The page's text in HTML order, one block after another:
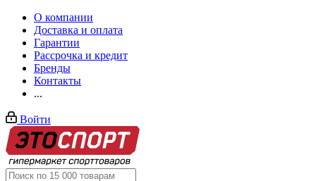
О компании
Доставка и оплата
Гарантии
Рассрочка и кредит
Бренды
Контакты
...
Войти